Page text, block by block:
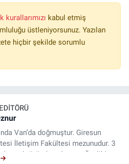
kurallarımızı kabul etmiş
üstleniyorsunuz. Yazılan
hiçbir şekilde sorumlu
Van’da doğmuştur. Giresun
İletişim Fakültesi mezunudur. 3
sektöründe çalışıyor. Özelikle